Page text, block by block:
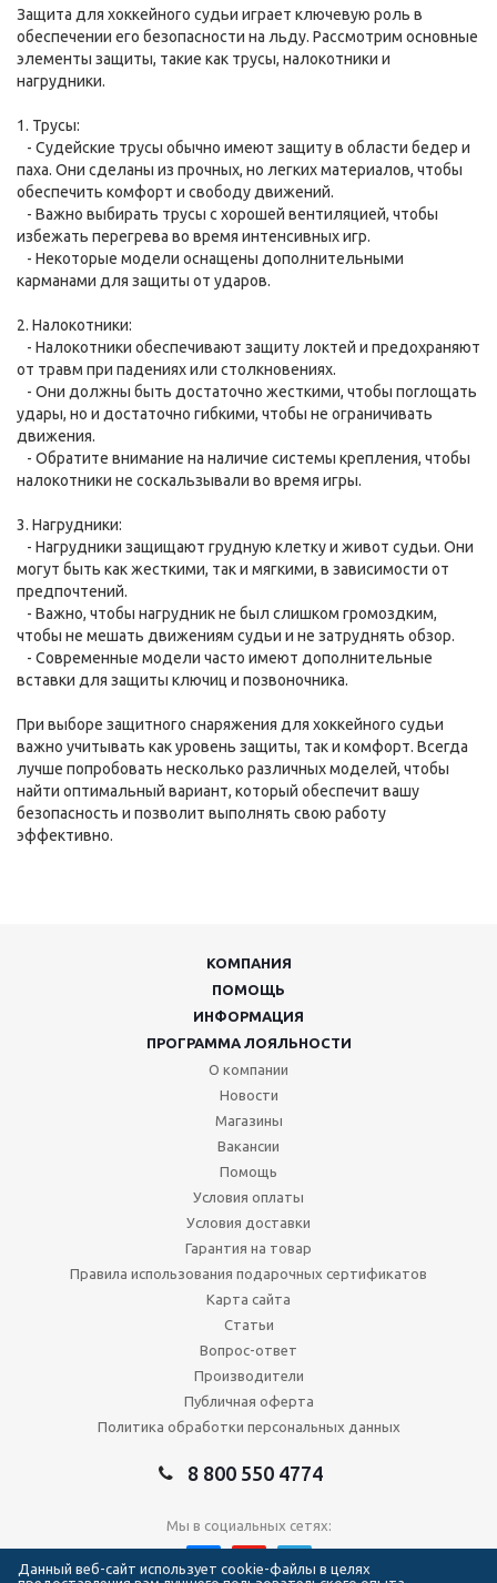
Защита для хоккейного судьи играет ключевую роль в
обеспечении его безопасности на льду. Рассмотрим основные
элементы защиты, такие как трусы, налокотники и
нагрудники.
1. Трусы:
- Судейские трусы обычно имеют защиту в области бедер и
паха. Они сделаны из прочных, но легких материалов, чтобы
обеспечить комфорт и свободу движений.
- Важно выбирать трусы с хорошей вентиляцией, чтобы
избежать перегрева во время интенсивных игр.
- Некоторые модели оснащены дополнительными
карманами для защиты от ударов.
2. Налокотники:
- Налокотники обеспечивают защиту локтей и предохраняют
от травм при падениях или столкновениях.
- Они должны быть достаточно жесткими, чтобы поглощать
удары, но и достаточно гибкими, чтобы не ограничивать
движения.
- Обратите внимание на наличие системы крепления, чтобы
налокотники не соскальзывали во время игры.
3. Нагрудники:
- Нагрудники защищают грудную клетку и живот судьи. Они
могут быть как жесткими, так и мягкими, в зависимости от
предпочтений.
- Важно, чтобы нагрудник не был слишком громоздким,
чтобы не мешать движениям судьи и не затруднять обзор.
- Современные модели часто имеют дополнительные
вставки для защиты ключиц и позвоночника.
При выборе защитного снаряжения для хоккейного судьи
важно учитывать как уровень защиты, так и комфорт. Всегда
лучше попробовать несколько различных моделей, чтобы
найти оптимальный вариант, который обеспечит вашу
безопасность и позволит выполнять свою работу
эффективно.
КОМПАНИЯ
ПОМОЩЬ
ИНФОРМАЦИЯ
ПРОГРАММА ЛОЯЛЬНОСТИ
О компании
Новости
Магазины
Вакансии
Помощь
Условия оплаты
Условия доставки
Гарантия на товар
Правила использования подарочных сертификатов
Карта сайта
Статьи
Вопрос-ответ
Производители
Публичная оферта
Политика обработки персональных данных
8 800 550 4774
Мы в социальных сетях:
Данный веб-сайт использует cookie-файлы в целях